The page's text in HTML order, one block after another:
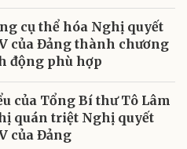
cụ thể hóa Nghị quyết
của Đảng thành chương
động phù hợp
của Tổng Bí thư Tô Lâm
quán triệt Nghị quyết
của Đảng